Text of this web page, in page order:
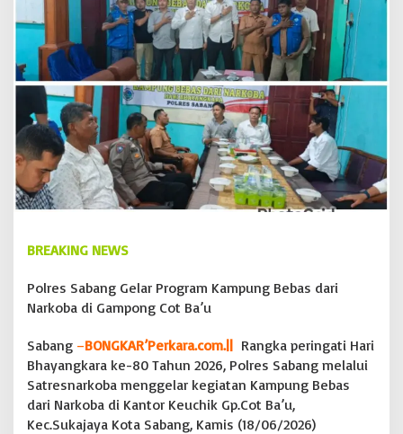
g
a
m
K
a
m
p
u
n
B
e
s
a
r
N
a
r
k
o
b
BREAKING NEWS
Polres Sabang Gelar Program Kampung Bebas dari
Narkoba di Gampong Cot Ba’u
Sabang –BONGKAR’Perkara.com.|| Rangka peringati Hari
Bhayangkara ke-80 Tahun 2026, Polres Sabang melalui
Satresnarkoba menggelar kegiatan Kampung Bebas
dari Narkoba di Kantor Keuchik Gp.Cot Ba’u,
Kec.Sukajaya Kota Sabang, Kamis (18/06/2026)